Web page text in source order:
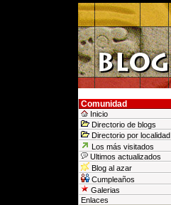
Comunidad
Inicio
Directorio de blogs
Directorio por localidad
Los más visitados
Ultimos actualizados
Blog al azar
Cumpleaños
Galerias
Enlaces